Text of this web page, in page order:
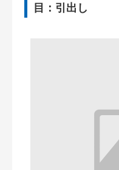
目：引出し